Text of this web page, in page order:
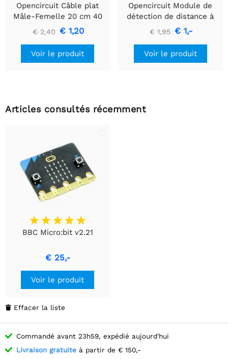
Opencircuit Câble plat
Mâle-Femelle 20 cm 40
pièces
€ 2,40 € 1,20
Voir le produit
Opencircuit Module de
détection de distance à
ultrasons HC-SR04
€ 1,95 € 1,-
Voir le produit
Articles consultés récemment
BBC Micro:bit v2.21
€ 25,-
Voir le produit
 Effacer la liste
Commandé avant 23h59, expédié aujourd'hui
Livraison gratuite à partir de € 150,-